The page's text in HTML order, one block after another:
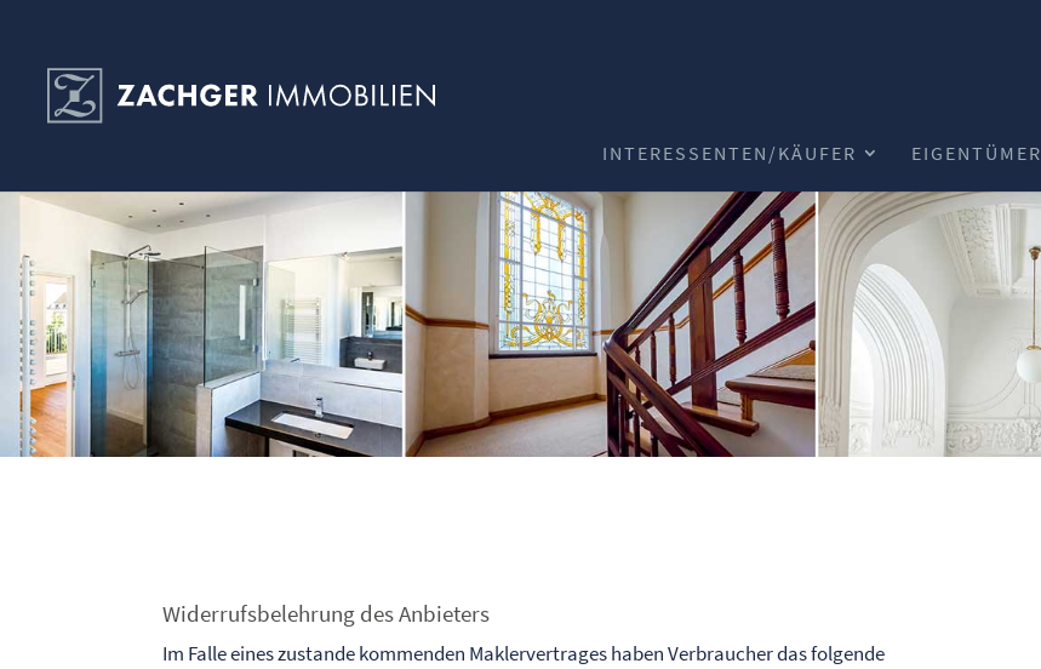
INTERESSENTEN/KÄUFER EIGENTÜMER
Widerrufsbelehrung des Anbieters
Im Falle eines zustande kommenden Maklervertrages haben Verbraucher das folgende